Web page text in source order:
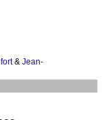
& Jean-